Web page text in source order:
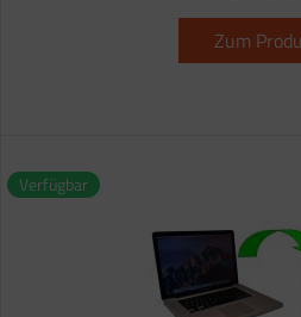
Zum
Verfügbar